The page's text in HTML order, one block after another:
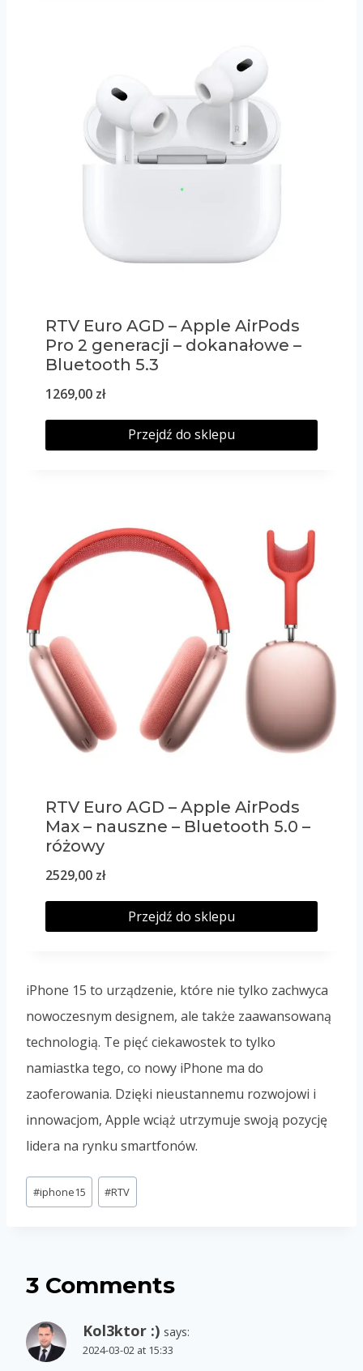
RTV Euro AGD – Apple AirPods
Pro 2 generacji – dokanałowe –
Bluetooth 5.3
1269,00 zł
Przejdź do sklepu
RTV Euro AGD – Apple AirPods
Max – nauszne – Bluetooth 5.0 –
różowy
2529,00 zł
Przejdź do sklepu
iPhone 15 to urządzenie, które nie tylko zachwyca
nowoczesnym designem, ale także zaawansowaną
technologią. Te pięć ciekawostek to tylko
namiastka tego, co nowy iPhone ma do
zaoferowania. Dzięki nieustannemu rozwojowi i
innowacjom, Apple wciąż utrzymuje swoją pozycję
lidera na rynku smartfonów.
Post
Tags:
#iphone15 #RTV
3 Comments
Kol3ktor :) says:
2024-03-02 at 15:33